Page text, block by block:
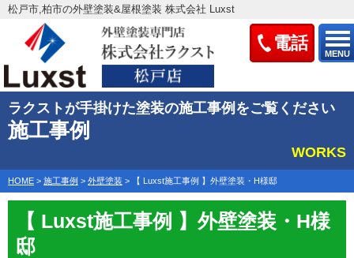
電話
MENU
松戸市,柏市の外壁塗装&屋根塗装 株式会社 Luxst
ラクストが手掛けた塗装の施工事例をご覧ください
施工事例
WORKS
HOME > 施工事例 > 外壁塗装 > 【 Luxst施工事例 】外壁塗装・H様邸
【 Luxst施工事例 】外壁塗装・H様
邸